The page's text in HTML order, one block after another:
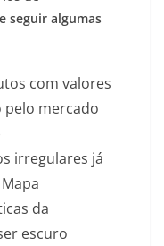
seguir algumas
com valores
mercado
irregulares já
da
escuro